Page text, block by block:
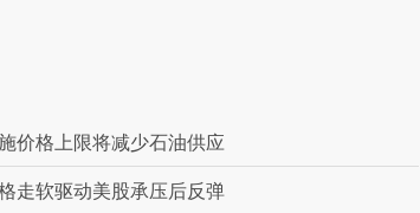
价格上限将减少石油供应
走软驱动美股承压后反弹